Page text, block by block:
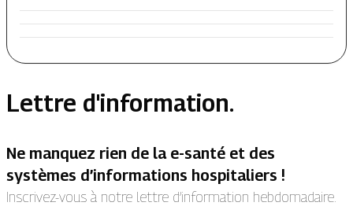
Lettre d'information.
Ne manquez rien de la e-santé et des
systèmes d’informations hospitaliers !
Inscrivez-vous à notre lettre d’information hebdomadaire.